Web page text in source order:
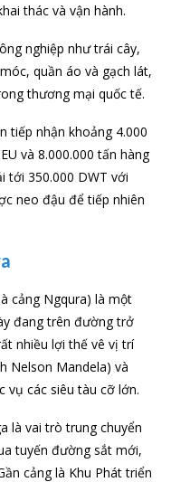
thác và vận hành.
nghiệp như trái cây,
quần áo và gạch lát,
thương mại quốc tế.
tiếp nhận khoảng 4.000
và 8.000.000 tấn hàng
tới 350.000 DWT với
neo đậu để tiếp nhiên
cảng Ngqura) là một
đang trên đường trở
nhiều lợi thế vê vị trí
Nelson Mandela) và
vụ các siêu tàu cỡ lớn.
là vai trò trung chuyển
tuyến đường sắt mới,
cảng là Khu Phát triển